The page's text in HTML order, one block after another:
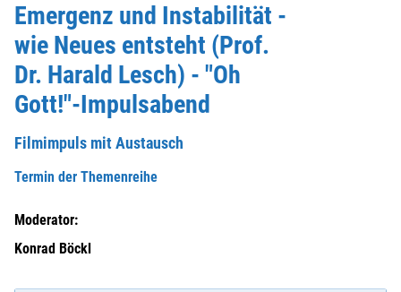
Emergenz und Instabilität -
wie Neues entsteht (Prof.
Dr. Harald Lesch) - "Oh
Gott!"-Impulsabend
Filmimpuls mit Austausch
Termin der Themenreihe
Moderator:
Konrad Böckl